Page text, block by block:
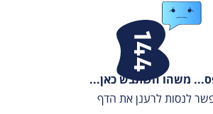
משהו השתבש כאן...
לנסות לרענן את הדף